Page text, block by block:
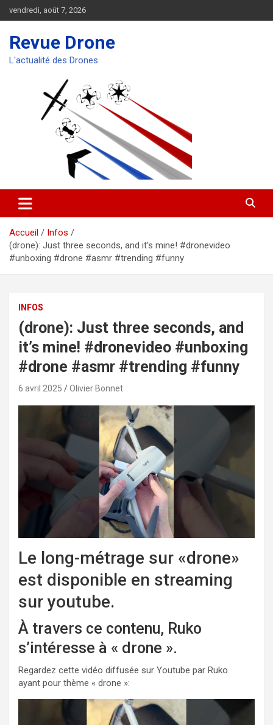
au
vendredi, août 7, 2026
Revue Drone
L'actualité des Drones
Accueil
Infos
(drone): Just three seconds, and it’s mine! #dronevideo
#unboxing #drone #asmr #trending #funny
INFOS
(drone): Just three seconds, and
it’s mine! #dronevideo #unboxing
#drone #asmr #trending #funny
6 avril 2025 Olivier Bonnet
Le long-métrage sur «drone»
est disponible en streaming
sur youtube.
À travers ce contenu, Ruko
s’intéresse à « drone ».
Regardez cette vidéo diffusée sur Youtube par Ruko.
ayant pour thème « drone »: